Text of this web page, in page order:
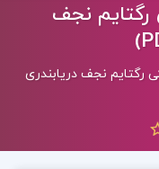
رگتایم نجف
رگتایم نجف دریابندری